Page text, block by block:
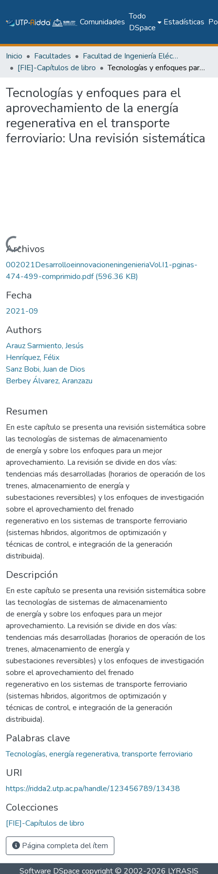
Comunidades
Todo
DSpace
Estadísticas
Inicio Facultades
Facultad de Ingeniería Eléctrica
[FIE]-Capítulos de libro
Tecnologías y enfoques para el aprovechamiento de la energía regenerativa en el transporte ferroviario: Una revisión sistemática
Tecnologías y enfoques para el
aprovechamiento de la energía
regenerativa en el transporte
ferroviario: Una revisión sistemática
Cargando...
Archivos
002021DesarrolloeinnovacioneningenieriaVol.I1-pginas-
474-499-comprimido.pdf(596.36 KB)
Fecha
2021-09
Authors
Arauz Sarmiento, Jesús
Henríquez, Félix
Sanz Bobi, Juan de Dios
Berbey Álvarez, Aranzazu
Resumen
En este capítulo se presenta una revisión sistemática sobre
las tecnologías de sistemas de almacenamiento
de energía y sobre los enfoques para un mejor
aprovechamiento. La revisión se divide en dos vías:
tendencias más desarrolladas (horarios de operación de los
trenes, almacenamiento de energía y
subestaciones reversibles) y los enfoques de investigación
sobre el aprovechamiento del frenado
regenerativo en los sistemas de transporte ferroviario
(sistemas híbridos, algoritmos de optimización y
técnicas de control, e integración de la generación
distribuida).
Descripción
En este capítulo se presenta una revisión sistemática sobre
las tecnologías de sistemas de almacenamiento
de energía y sobre los enfoques para un mejor
aprovechamiento. La revisión se divide en dos vías:
tendencias más desarrolladas (horarios de operación de los
trenes, almacenamiento de energía y
subestaciones reversibles) y los enfoques de investigación
sobre el aprovechamiento del frenado
regenerativo en los sistemas de transporte ferroviario
(sistemas híbridos, algoritmos de optimización y
técnicas de control, e integración de la generación
distribuida).
Palabras clave
Tecnologías, energía regenerativa, transporte ferroviario
URI
https://ridda2.utp.ac.pa/handle/123456789/13438
Colecciones
[FIE]-Capítulos de libro
Página completa del ítem
Software DSpace copyright © 2002-2026 LYRASIS